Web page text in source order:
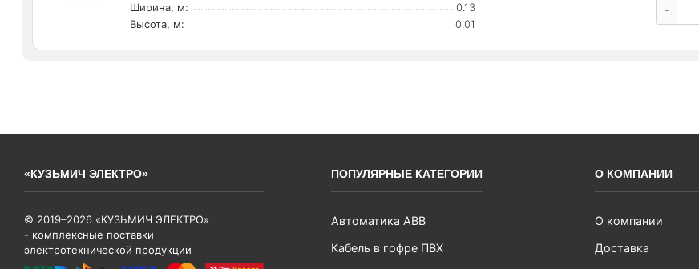
Ширина, м:
0.13
Высота, м:
0.01
-
«КУЗЬМИЧ ЭЛЕКТРО»
© 2019–2026 «КУЗЬМИЧ ЭЛЕКТРО»
- комплексные поставки
электротехнической продукции
ПОПУЛЯРНЫЕ КАТЕГОРИИ
Автоматика ABB
Кабель в гофре ПВХ
О КОМПАНИИ
О компании
Доставка